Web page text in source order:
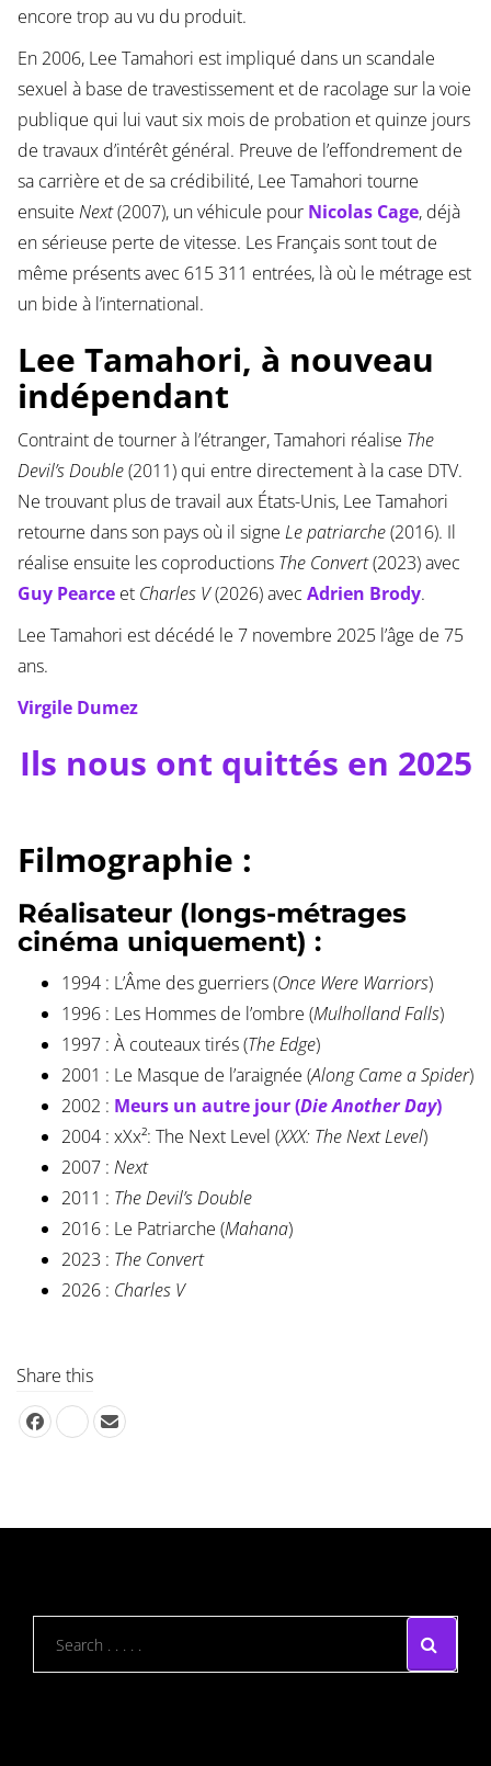
encore trop au vu du produit.
En 2006, Lee Tamahori est impliqué dans un scandale
sexuel à base de travestissement et de racolage sur la voie
publique qui lui vaut six mois de probation et quinze jours
de travaux d’intérêt général. Preuve de l’effondrement de
sa carrière et de sa crédibilité, Lee Tamahori tourne
ensuite Next(2007), un véhicule pour Nicolas Cage, déjà
en sérieuse perte de vitesse. Les Français sont tout de
même présents avec 615 311 entrées, là où le métrage est
un bide à l’international.
Lee Tamahori, à nouveau
indépendant
Contraint de tourner à l’étranger, Tamahori réalise The
Devil’s Double(2011) qui entre directement à la case DTV.
Ne trouvant plus de travail aux États-Unis, Lee Tamahori
retourne dans son pays où il signe Le patriarche(2016). Il
réalise ensuite les coproductions The Convert(2023) avec
Guy Pearceet Charles V(2026) avec Adrien Brody.
Lee Tamahori est décédé le 7 novembre 2025 l’âge de 75
ans.
Virgile Dumez
Ils nous ont quittés en 2025
Filmographie :
Réalisateur (longs-métrages
cinéma uniquement) :
1994 : L’Âme des guerriers (Once Were Warriors)
1996 : Les Hommes de l’ombre (Mulholland Falls)
1997 : À couteaux tirés (The Edge)
2001 : Le Masque de l’araignée (Along Came a Spider)
2002 : Meurs un autre jour (Die Another Day)
2004 : xXx²: The Next Level (XXX: The Next Level)
2007 : Next
2011 : The Devil’s Double
2016 : Le Patriarche (Mahana)
2023 : The Convert
2026 : Charles V
Share this